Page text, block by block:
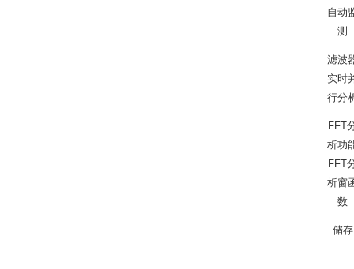
自动
测
滤波
实时
行分
FFT
析功
FFT
析窗
数
储存